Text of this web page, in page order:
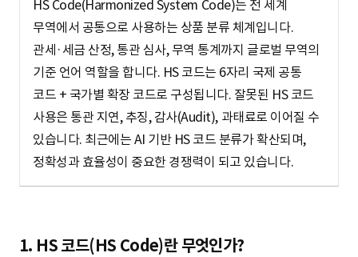
r
HS Code(Harmonized System Code)는 전 세계
무역에서 공통으로 사용하는 상품 분류 체계입니다.
관세·세금 산정, 통관 심사, 무역 통계까지 글로벌 무역의
기준 언어 역할을 합니다. HS 코드는 6자리 국제 공통
코드 + 국가별 확장 코드로 구성됩니다. 잘못된 HS 코드
사용은 통관 지연, 추징, 감사(Audit), 과태료로 이어질 수
있습니다. 최근에는 AI 기반 HS 코드 분류가 확산되며,
정확성과 효율성이 중요한 경쟁력이 되고 있습니다.
1. HS 코드(HS Code)란 무엇인가?